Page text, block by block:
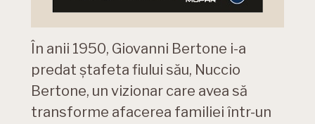
În anii 1950, Giovanni Bertone i-a
predat ștafeta fiului său, Nuccio
Bertone, un vizionar care avea să
transforme afacerea familiei într-un